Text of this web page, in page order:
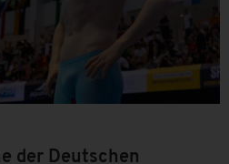
der Deutschen